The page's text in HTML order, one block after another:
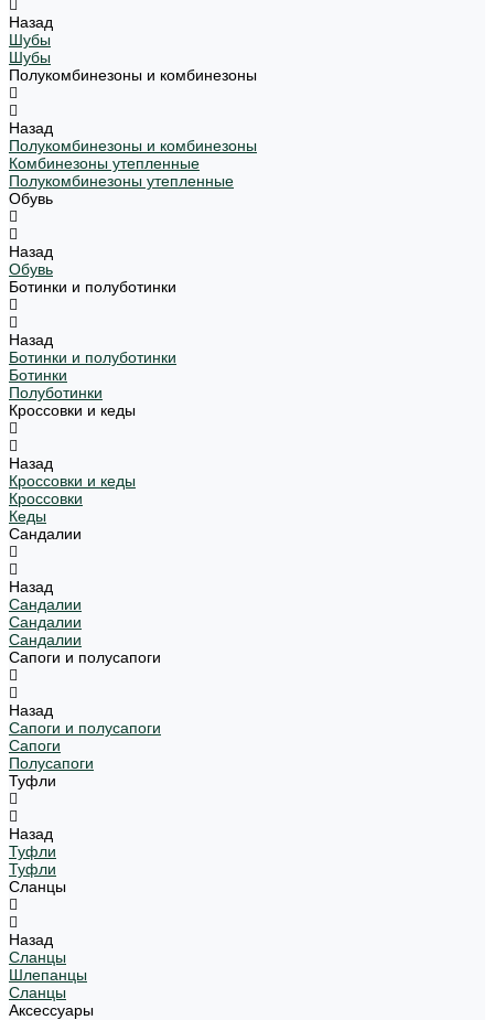
Назад
Шубы
Шубы
Полукомбинезоны и комбинезоны
Назад
Полукомбинезоны и комбинезоны
Комбинезоны утепленные
Полукомбинезоны утепленные
Обувь
Назад
Обувь
Ботинки и полуботинки
Назад
Ботинки и полуботинки
Ботинки
Полуботинки
Кроссовки и кеды
Назад
Кроссовки и кеды
Кроссовки
Кеды
Сандалии
Назад
Сандалии
Сандалии
Сандалии
Сапоги и полусапоги
Назад
Сапоги и полусапоги
Сапоги
Полусапоги
Туфли
Назад
Туфли
Туфли
Сланцы
Назад
Сланцы
Шлепанцы
Сланцы
Аксессуары